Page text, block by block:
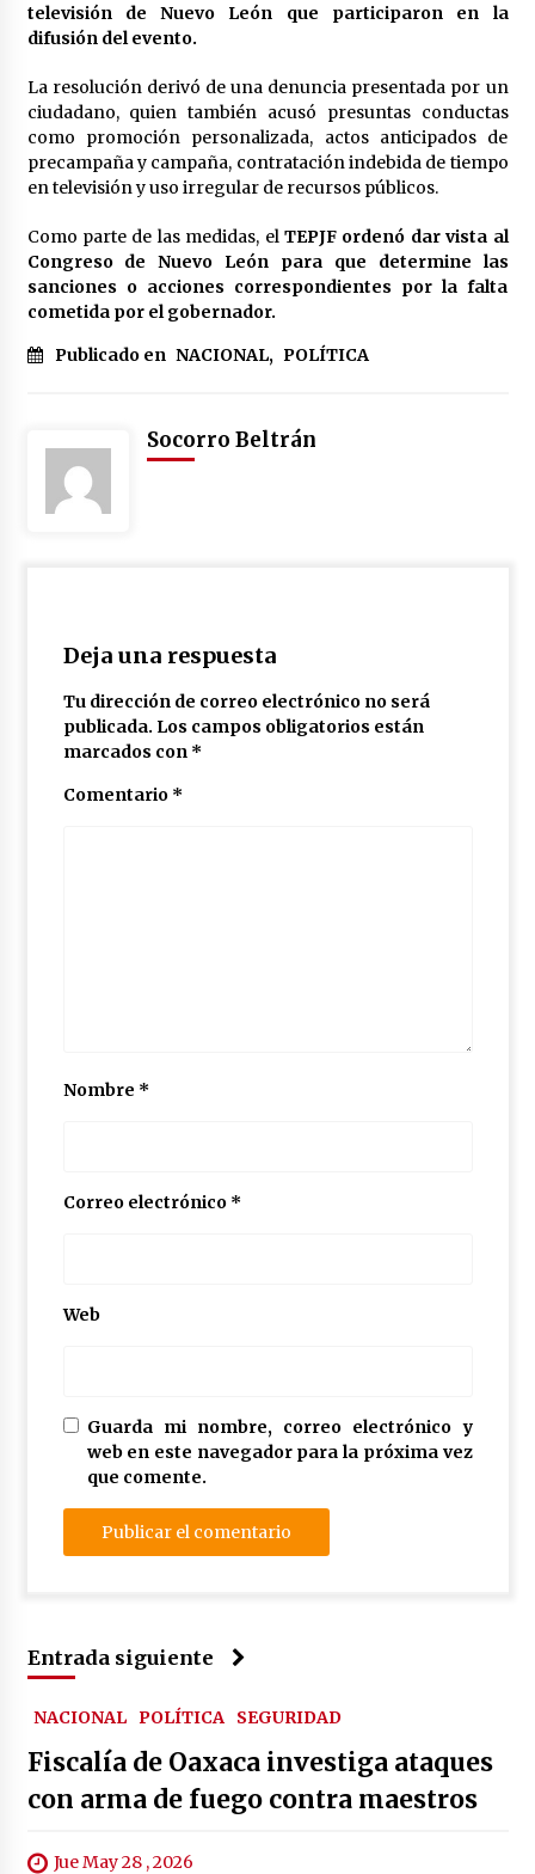
televisión de Nuevo León que participaron en la
difusión del evento.
La resolución derivó de una denuncia presentada por un
ciudadano, quien también acusó presuntas conductas
como promoción personalizada, actos anticipados de
precampaña y campaña, contratación indebida de tiempo
en televisión y uso irregular de recursos públicos.
Como parte de las medidas, elTEPJF ordenó dar vista al
Congreso de Nuevo León para que determine las
sanciones o acciones correspondientes por la falta
cometida por el gobernador.
Publicado en NACIONAL, POLÍTICA
Socorro Beltrán
Deja una respuesta
Tu dirección de correo electrónico no será
publicada. Los campos obligatorios están
marcados con *
Comentario *
Nombre *
Correo electrónico *
Web
Guarda mi nombre, correo electrónico y
web en este navegador para la próxima vez
que comente.
Entrada siguiente
NACIONAL POLÍTICA SEGURIDAD
Fiscalía de Oaxaca investiga ataques
con arma de fuego contra maestros
Jue May 28 , 2026